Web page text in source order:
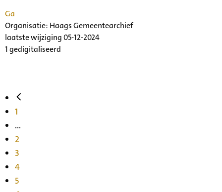
Ga
Organisatie: Haags Gemeentearchief
laatste wijziging 05-12-2024
1 gedigitaliseerd
1
...
2
3
4
5